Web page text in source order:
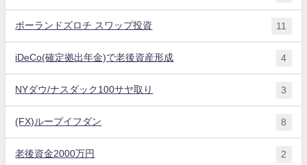
ポーランドズロチ スワップ投資 11
iDeCo(確定拠出年金)で老後資産形成 4
NYダウ/ナスダック100サヤ取り 3
(FX)ループイフダン 8
老後資金2000万円 2